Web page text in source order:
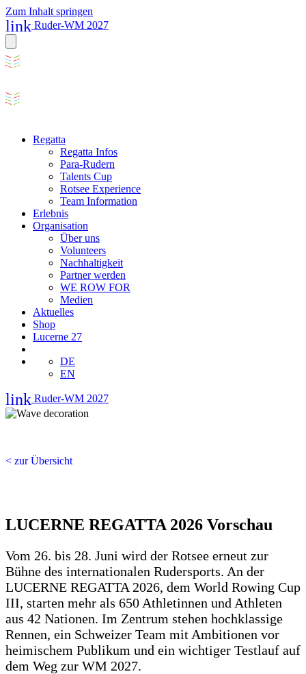
Zum Inhalt springen
link Ruder-WM 2027
Regatta
Regatta Infos
Para-Rudern
Talents Cup
Rotsee Experience
Team Information
Erlebnis
Organisation
Über uns
Volunteers
Nachhaltigkeit
Partner werden
WE ROW FOR
Medien
Aktuelles
Shop
Lucerne 27
DE
EN
link Ruder-WM 2027
< zur Übersicht
LUCERNE REGATTA 2026 Vorschau
Vom 26. bis 28. Juni wird der Rotsee erneut zur
Bühne des internationalen Rudersports. An der
LUCERNE REGATTA 2026, dem World Rowing Cup
III, starten mehr als 650 Athletinnen und Athleten
aus 42 Nationen. Im Zentrum stehen hochklassige
Rennen, ein Schweizer Team mit Ambitionen vor
heimischem Publikum und ein wichtiger Testlauf auf
dem Weg zur WM 2027.